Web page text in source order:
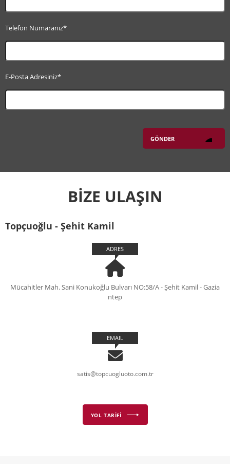
Telefon Numaranız*
E-Posta Adresiniz*
BİZE ULAŞIN
Topçuoğlu - Şehit Kamil
ADRES
Mücahitler Mah. Sani Konukoğlu Bulvarı NO:58/A - Şehit Kamil - Gazia
ntep
EMAIL
satis@topcuogluoto.com.tr
YOL TARİFİ